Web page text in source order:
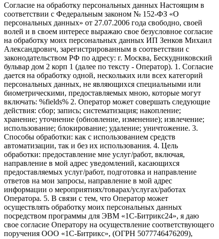
Согласие на обработку персональных данных Настоящим в
соответствии с Федеральным законом № 152-ФЗ «О
персональных данных» от 27.07.2006 года свободно, своей
волей и в своем интересе выражаю свое безусловное согласие
на обработку моих персональных данных ИП Зенков Михаил
Александрович, зарегистрированным в соответствии с
законодательством РФ по адресу: г. Москва, Бескудниковский
бульвар дом 2 корп 1 (далее по тексту - Оператор). 1. Согласие
дается на обработку одной, нескольких или всех категорий
персональных данных, не являющихся специальными или
биометрическими, предоставляемых мною, которые могут
включать: %fields% 2. Оператор может совершать следующие
действия: сбор; запись; систематизация; накопление;
хранение; уточнение (обновление, изменение); извлечение;
использование; блокирование; удаление; уничтожение. 3.
Способы обработки: как с использованием средств
автоматизации, так и без их использования. 4. Цель
обработки: предоставление мне услуг/работ, включая,
направление в мой адрес уведомлений, касающихся
предоставляемых услуг/работ, подготовка и направление
ответов на мои запросы, направление в мой адрес
информации о мероприятиях/товарах/услугах/работах
Оператора. 5. В связи с тем, что Оператор может
осуществлять обработку моих персональных данных
посредством программы для ЭВМ «1С-Битрикс24», я даю
свое согласие Оператору на осуществление соответствующего
поручения ООО «1С-Битрикс», (ОГРН 5077746476209),